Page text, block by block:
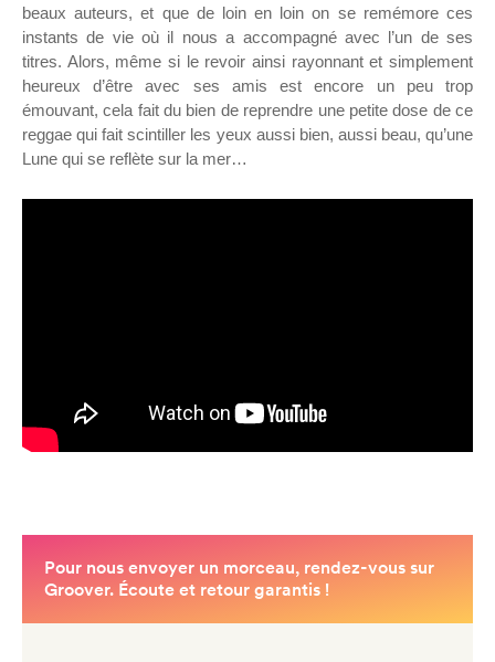
beaux auteurs, et que de loin en loin on se remémore ces
instants de vie où il nous a accompagné avec l’un de ses
titres. Alors, même si le revoir ainsi rayonnant et simplement
heureux d’être avec ses amis est encore un peu trop
émouvant, cela fait du bien de reprendre une petite dose de ce
reggae qui fait scintiller les yeux aussi bien, aussi beau, qu’une
Lune qui se reflète sur la mer…